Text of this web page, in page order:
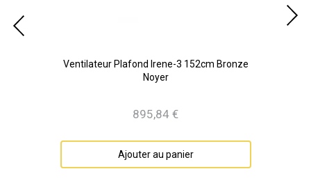
Ventilateur Plafond Irene-3 152cm Bronze
Noyer
Prix
895,84 €
Ajouter au panier